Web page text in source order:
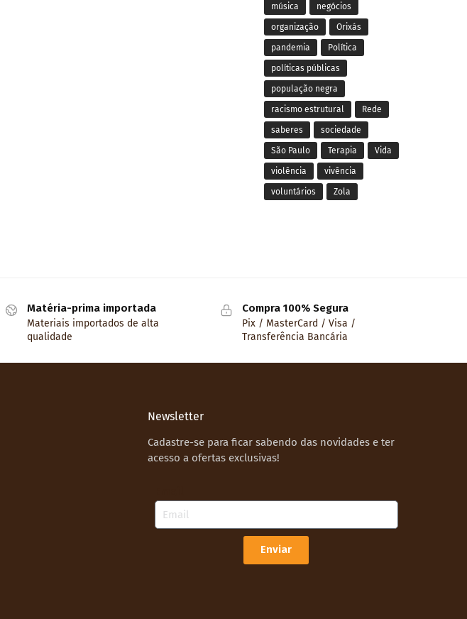
música negócios
organização Orixás
pandemia Política
políticas públicas
população negra
racismo estrutural Rede
saberes sociedade
São Paulo Terapia Vida
violência vivência
voluntários Zola
Matéria-prima importada
Materiais importados de alta
qualidade
Compra 100% Segura
Pix / MasterCard / Visa /
Transferência Bancária
Newsletter
Cadastre-se para ficar sabendo das novidades e ter
acesso a ofertas exclusivas!
Enviar